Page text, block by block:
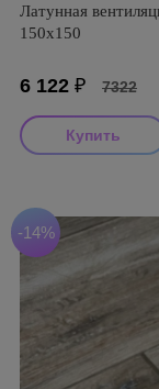
Латунная
150х150
6 122 ₽ 7322
-14%